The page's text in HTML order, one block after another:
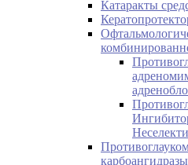
Катаракты
карбоангидразы